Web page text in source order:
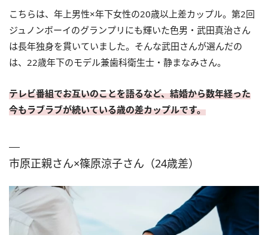
こちらは、年上男性×年下女性の20歳以上差カップル。第2回
ジュノンボーイのグランプリにも輝いた色男・武田真治さん
は長年独身を貫いていました。そんな武田さんが選んだの
は、22歳年下のモデル兼歯科衛生士・静まなみさん。
テレビ番組でお互いのことを語るなど、結婚から数年経った
今もラブラブが続いている歳の差カップルです。
市原正親さん×篠原涼子さん（24歳差）